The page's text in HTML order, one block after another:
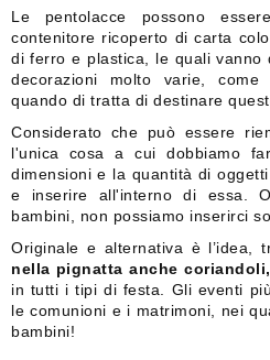
Le pentolacce possono
contenitore ricoperto di carta
di ferro e plastica, le quali vanno
decorazioni molto varie,
quando di tratta di destinare
Considerato che può essere
l'unica cosa a cui dobbiamo
dimensioni e la quantità di
e inserire all'interno di essa.
bambini, non possiamo inserirci
Originale e alternativa è l’idea,
nella pignatta anche coriandoli,
in tutti i tipi di festa. Gli eventi
le comunioni e i matrimoni, nei
bambini!